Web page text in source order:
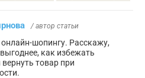
/ автор статьи
онлайн-шопингу. Расскажу,
как избежать
товар при